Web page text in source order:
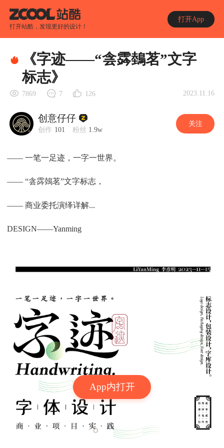
打开站酷，发现更好的设计！
打开App
App内打开
《字迹——“侌霠鵱茗”文字
标志》
7869 7 126 2023.11.16
创意仔仔
创作 101 粉丝 1.9w
关注
—— 一笔一足迹，一字一世界。
—— “侌霠鵱茗”文字标志，
—— 商业委托演绎详解...
DESIGN——Yanming